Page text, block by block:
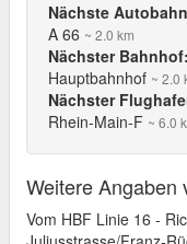
Nächste
A 66 ~ 2.0 km
Nächster Bahnhof:
Hauptbahnhof ~ 2.0
Nächster
Rhein-Main-F ~ 6.0
Weitere Angaben
Vom HBF Linie 16 -